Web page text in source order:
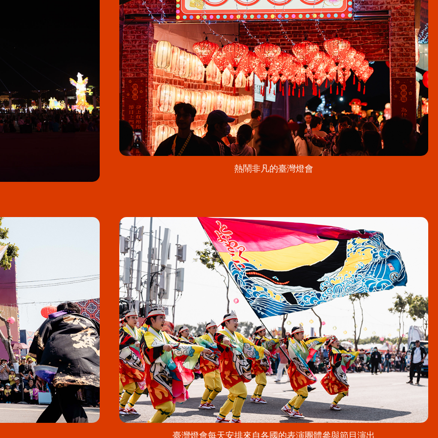
熱鬧非凡的臺灣燈會
臺灣燈會每天安排來自各國的表演團體參與節目演出